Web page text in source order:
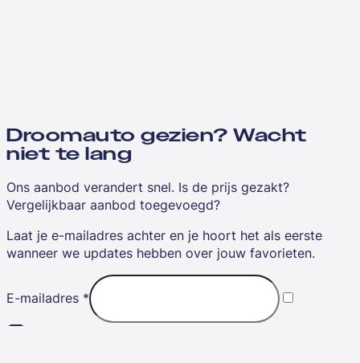
Droomauto gezien? Wacht
niet te lang
Ons aanbod verandert snel. Is de prijs gezakt?
Vergelijkbaar aanbod toegevoegd?
Laat je e-mailadres achter en je hoort het als eerste
wanneer we updates hebben over jouw favorieten.
E-mailadres *